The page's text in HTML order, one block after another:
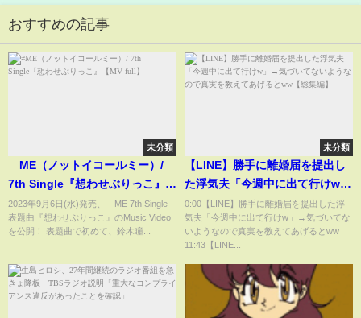
おすすめの記事
未分類
≠ME（ノットイコールミー）/
7th Single『想わせぶりっこ』
【MV full】
2023年9月6日(水)発売、≠ME 7th Single
表題曲『想わせぶりっこ』のMusic Video
を公開！ 表題曲で初めて、鈴木瞳...
未分類
【LINE】勝手に離婚届を提出し
た浮気夫「今週中に出て行けw」
→気づいてないようなので真実
を教えてあげるとww【総集編】
0:00【LINE】勝手に離婚届を提出した浮
気夫「今週中に出て行けw」→気づいてな
いようなので真実を教えてあげるとww
11:43【LINE...